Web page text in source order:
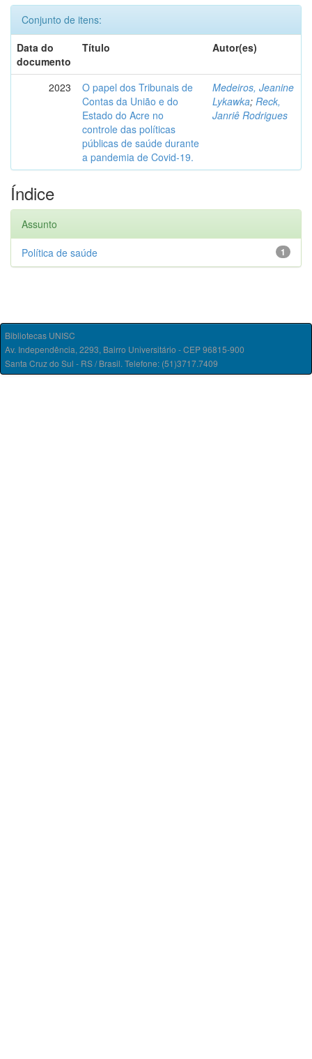
Conjunto de itens:
Data do
documento
Título Autor(es)
2023
O papel dos Tribunais de
Contas da União e do
Estado do Acre no
controle das políticas
públicas de saúde durante
a pandemia de Covid-19.
Medeiros, Jeanine
Lykawka; Reck,
Janriê Rodrigues
Índice
Assunto
1
Política de saúde
Bibliotecas UNISC
Av. Independência, 2293, Bairro Universitário - CEP 96815-900
Santa Cruz do Sul - RS / Brasil. Telefone: (51)3717.7409